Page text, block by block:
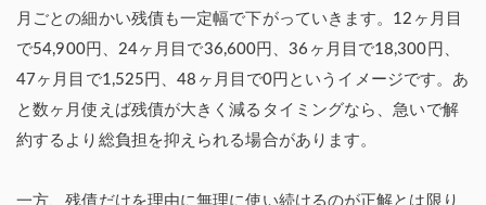
月ごとの細かい残債も一定幅で下がっていきます。12ヶ月目
で54,900円、24ヶ月目で36,600円、36ヶ月目で18,300円、
47ヶ月目で1,525円、48ヶ月目で0円というイメージです。あ
と数ヶ月使えば残債が大きく減るタイミングなら、急いで解
約するより総負担を抑えられる場合があります。
一方、残債だけを理由に無理に使い続けるのが正解とは限り